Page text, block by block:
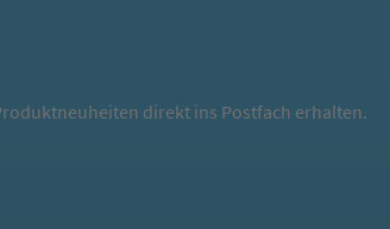
direkt ins Postfach erhalten.